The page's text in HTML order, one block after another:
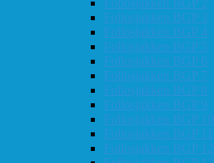
Follosjakken BGP 3
Follosjakken BGP 4
Follosjakken BGP 5
Follosjakken BGP 6
Follosjakken BGP 7
Follosjakken BGP 8
Follosjakken BGP 9
Follosjakken BGP 10
Follosjakken BGP 11
Follosjakken BGP 12